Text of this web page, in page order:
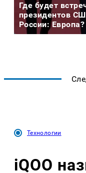
Где будет
президентов
России: Европа?
Технологии
iQOO